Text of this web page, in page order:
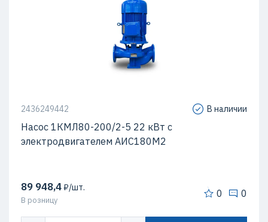
2436249442 В наличии
Насос 1КМЛ80-200/2-5 22 кВт c
электродвигателем АИС180М2
89 948,4₽/шт.
В розницу
0 0